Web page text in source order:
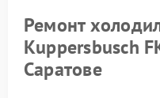
Ремонт
Kuppersbusch
Саратове